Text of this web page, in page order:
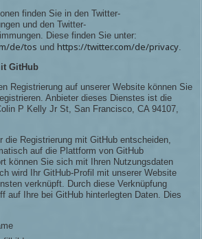
finden Sie in den Twitter-
und den Twitter-
Diese finden Sie unter:
de/tos und https://twitter.com/de/privacy.
GitHub
Registrierung auf unserer Website können Sie
Anbieter dieses Dienstes ist die
P Kelly Jr St, San Francisco, CA 94107,
die Registrierung mit GitHub entscheiden,
auf die Plattform von GitHub
können Sie sich mit Ihren Nutzungsdaten
wird Ihr GitHub-Profil mit unserer Website
verknüpft. Durch diese Verknüpfung
auf Ihre bei GitHub hinterlegten Daten. Dies